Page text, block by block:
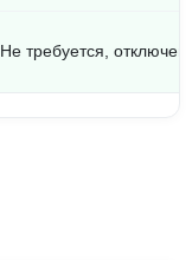
Не требуется,